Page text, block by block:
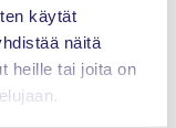
käytät
näitä
heille tai joita on
joka on toteutettu
ollenkaan
selittää Napari.
ja